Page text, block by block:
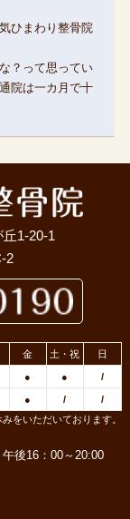
ひまわり整骨院
？って思ってい
院は一カ月で十
1-20-1
2
金 土・祝 日
● ● /
● /
/
をいただいております。
後16：00～20:00